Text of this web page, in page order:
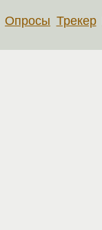
Опросы Трекер